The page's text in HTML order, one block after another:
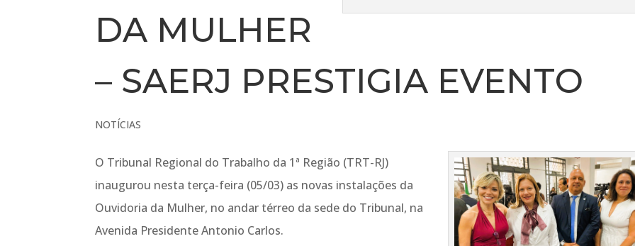
DA MULHER
– SAERJ PRESTIGIA EVENTO
NOTÍCIAS
O Tribunal Regional do Trabalho da 1ª Região (TRT-RJ)
inaugurou nesta terça-feira (05/03) as novas instalações da
Ouvidoria da Mulher, no andar térreo da sede do Tribunal, na
Avenida Presidente Antonio Carlos.